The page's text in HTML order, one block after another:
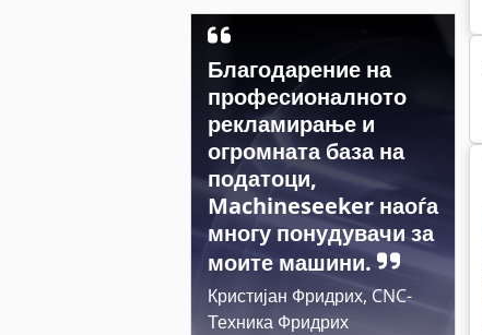
Благодарение на
професионалното
рекламирање и
огромната база на
податоци,
Machineseeker наоѓа
многу понудувачи за
моите машини.
Кристијан Фридрих, CNC-
Техника Фридрих
Amazone Uf 1501 Amazone Uf 1201